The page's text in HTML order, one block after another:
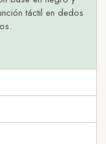
táctil en dedos